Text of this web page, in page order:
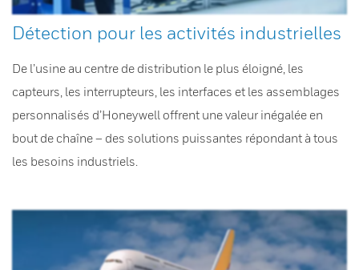
Détection pour les activités industrielles
De l’usine au centre de distribution le plus éloigné, les
capteurs, les interrupteurs, les interfaces et les assemblages
personnalisés d’Honeywell offrent une valeur inégalée en
bout de chaîne – des solutions puissantes répondant à tous
les besoins industriels.